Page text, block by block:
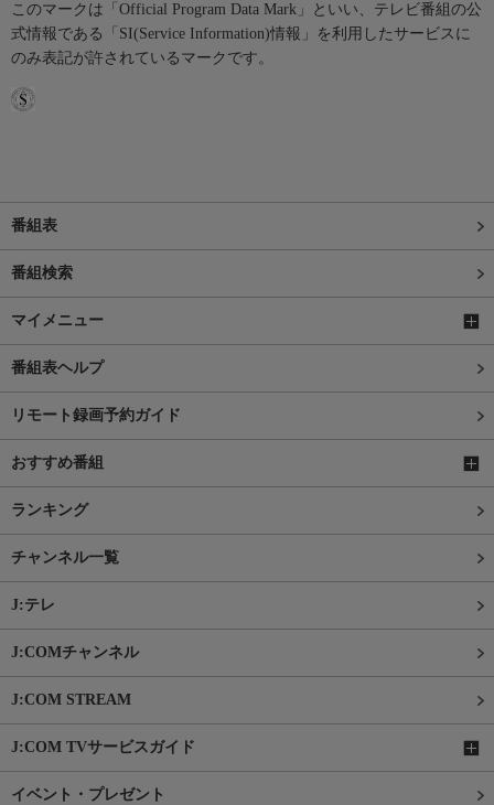
このマークは「Official Program Data Mark」といい、テレビ番組の公
式情報である「SI(Service Information)情報」を利用したサービスに
のみ表記が許されているマークです。
番組表
番組検索
マイメニュー
番組表ヘルプ
リモート録画予約ガイド
おすすめ番組
ランキング
チャンネル一覧
J:テレ
J:COMチャンネル
J:COM STREAM
J:COM TVサービスガイド
イベント・プレゼント